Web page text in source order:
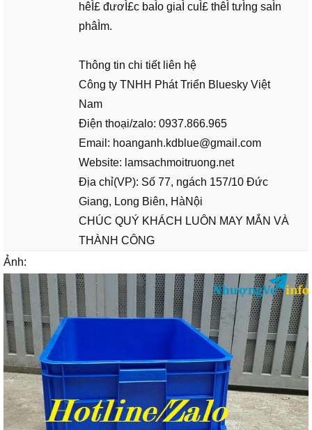
hêÌ£ đươÌ£c baÌo giaÌ cuÌ£ thêÌ tưÌng saÌn
phâÌm.
Thông tin chi tiết liên hệ
Công ty TNHH Phát Triển Bluesky Việt
Nam
Điện thoại/zalo: 0937.866.965
Email: hoanganh.kdblue@gmail.com
Website: lamsachmoitruong.net
Địa chỉ(VP): Số 77, ngách 157/10 Đức
Giang, Long Biên, HàNội
CHÚC QUÝ KHÁCH LUÔN MAY MẮN VÀ
THÀNH CÔNG
Ảnh: